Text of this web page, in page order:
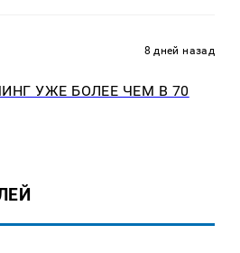
8 дней назад
УЖЕ БОЛЕЕ ЧЕМ В 70